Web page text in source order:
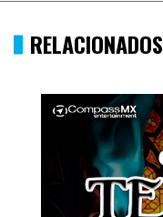
RELACIONADOS